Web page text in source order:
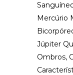
Mercúrio
Júpiter
Ombros,